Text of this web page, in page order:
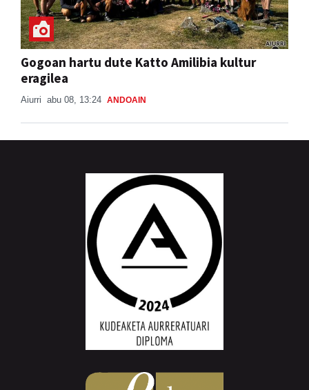
Gogoan hartu dute Katto Amilibia kultur
eragilea
Aiurri abu 08, 13:24 ANDOAIN